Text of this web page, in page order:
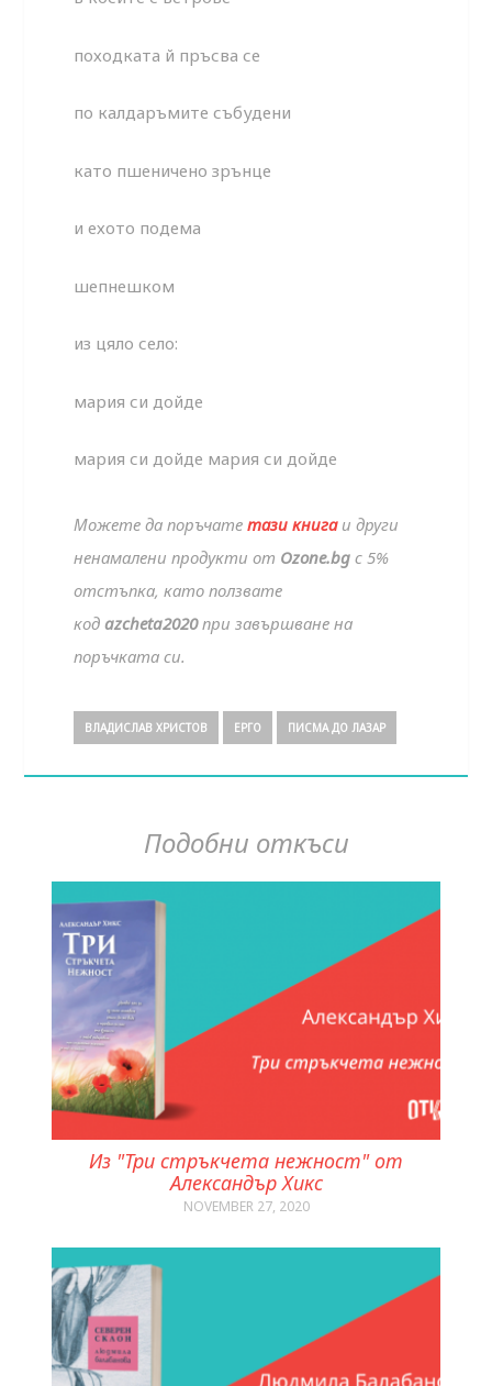
походката й пръсва се
по калдаръмите събудени
като пшеничено зрънце
и ехото подема
шепнешком
из цяло село:
мария си дойде
мария си дойде мария си дойде
Можете да поръчатетази книгаи други
ненамалени продукти от Ozone.bg с 5%
отстъпка, като ползвате
кодazcheta2020при завършване на
поръчката си.
ВЛАДИСЛАВ ХРИСТОВ ЕРГО ПИСМА ДО ЛАЗАР
Подобни откъси
Из "Три стръкчета нежност" от
Александър Хикс
NOVEMBER 27, 2020